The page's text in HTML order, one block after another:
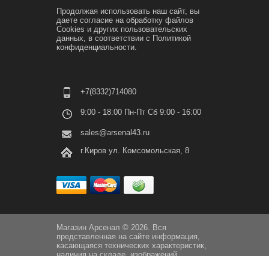
Продолжая использовать наш сайт, вы
даете согласие на обработку файлов
Cookies и других пользовательских
данных, в соответствии с Политикой
конфиденциальности.
+7(8332)714080
9:00 - 18:00 Пн-Пт Сб 9:00 - 16:00
sales@arsenal43.ru
г.Киров ул. Комсомольская, 8
Магазин Арсенал © 2026. Вся
представленная на сайте информация,
касающаяся технических характеристик,